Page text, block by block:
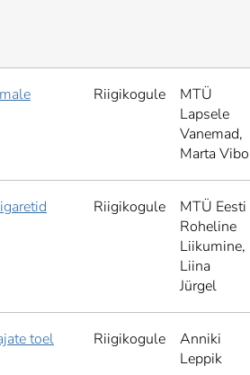
Riigikogule
MTÜ
Lapsele
Vanemad,
Marta Vibo
Riigikogule
MTÜ Eesti
Roheline
Liikumine,
Liina
Jürgel
toel
Riigikogule
Anniki
Leppik